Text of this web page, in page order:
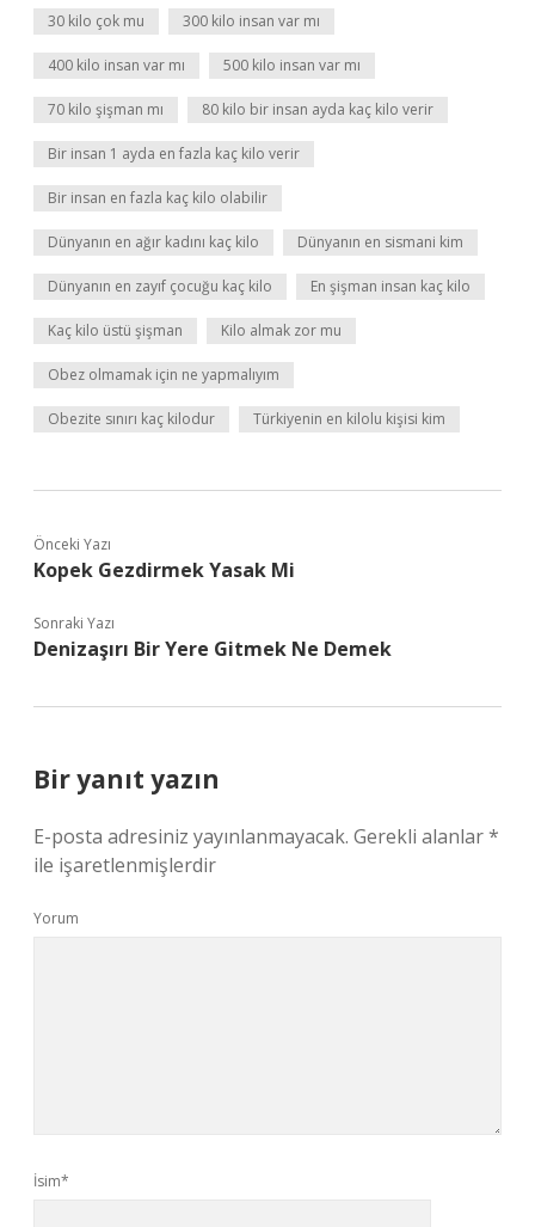
30 kilo çok mu 300 kilo insan var mı
400 kilo insan var mı 500 kilo insan var mı
70 kilo şişman mı 80 kilo bir insan ayda kaç kilo verir
Bir insan 1 ayda en fazla kaç kilo verir
Bir insan en fazla kaç kilo olabilir
Dünyanın en ağır kadını kaç kilo Dünyanın en sismani kim
Dünyanın en zayıf çocuğu kaç kilo En şişman insan kaç kilo
Kaç kilo üstü şişman Kilo almak zor mu
Obez olmamak için ne yapmalıyım
Obezite sınırı kaç kilodur Türkiyenin en kilolu kişisi kim
Önceki Yazı
Kopek Gezdirmek Yasak Mi
Sonraki Yazı
Denizaşırı Bir Yere Gitmek Ne Demek
Bir yanıt yazın
E-posta adresiniz yayınlanmayacak. Gerekli alanlar*
ile işaretlenmişlerdir
Yorum
İsim*